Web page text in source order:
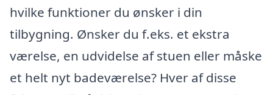
hvilke funktioner du ønsker i din
tilbygning. Ønsker du f.eks. et ekstra
værelse, en udvidelse af stuen eller måske
et helt nyt badeværelse? Hver af disse